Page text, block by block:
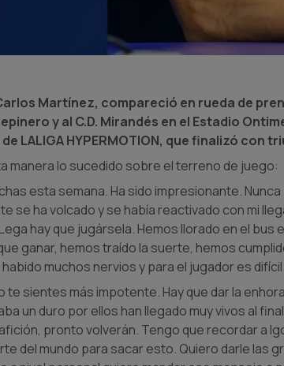
Martínez, compareció en rueda de
y al C.D. Mirandés en el Estadio
LALIGA HYPERMOTION, que finalizó con
manera lo sucedido sobre el terreno de juego:
esta semana. Ha sido impresionante.
se ha volcado y se había reactivado con mi
hay que jugársela. Hemos llorado en el bus
ganar, hemos traído la suerte, hemos
muchos nervios y para el jugador es
te sientes más impotente. Hay que dar la
un duro por ellos han llegado muy vivos al
pronto volverán. Tengo que recordar a
del mundo para sacar esto. Quiero darle las